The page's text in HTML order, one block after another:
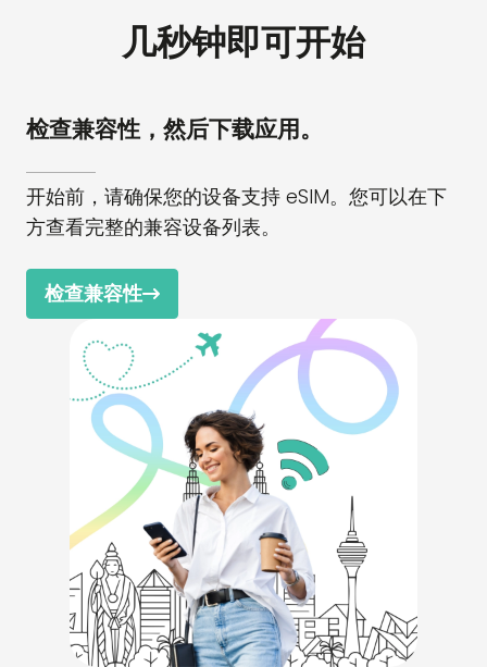
几秒钟即可开始
检查兼容性，然后下载应用。
开始前，请确保您的设备支持 eSIM。您可以在下
方查看完整的兼容设备列表。
检查兼容性